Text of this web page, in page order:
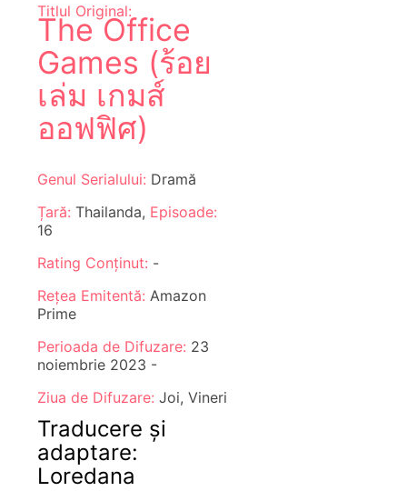
Titlul Original:
The Office
Games (ร้อย
เล่ม เกมส์
ออฟฟิศ)
Genul Serialului: Dramă
Țară: Thailanda, Episoade:
16
Rating Conținut: -
Rețea Emitentă: Amazon
Prime
Perioada de Difuzare: 23
noiembrie 2023 -
Ziua de Difuzare: Joi, Vineri
Traducere și
adaptare:
Loredana